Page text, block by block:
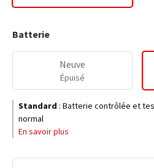
Batterie
Neuve
Épuisé
Standard : Batterie contrôlée et
normal
En savoir plus